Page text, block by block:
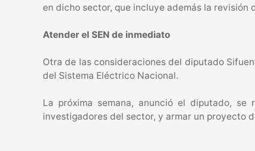
en dicho sector, que incluye además la
Atender el SEN de inmediato
Otra de las consideraciones del diputado
del Sistema Eléctrico Nacional.
La próxima semana, anunció el diputado,
investigadores del sector, y armar un proyecto